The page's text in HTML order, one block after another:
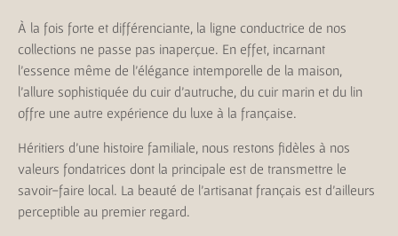
À la fois forte et différenciante, la ligne conductrice de nos
collections ne passe pas inaperçue. En effet, incarnant
l’essence même de l’élégance intemporelle de la maison,
l’allure sophistiquée du cuir d’autruche, du cuir marin et du lin
offre une autre expérience du luxe à la française.
Héritiers d’une histoire familiale, nous restons fidèles à nos
valeurs fondatrices dont la principale est de transmettre le
savoir-faire local. La beauté de l’artisanat français est d’ailleurs
perceptible au premier regard.